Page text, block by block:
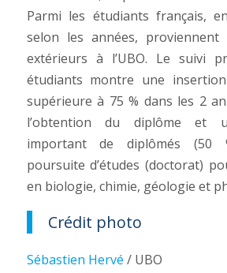
Parmi les étudiants français,
selon les années, proviennent
extérieurs à l’UBO. Le suivi
étudiants montre une
supérieure à 75 % dans les 2
l’obtention du diplôme et
important de diplômés (50
poursuite d’études (doctorat)
en biologie, chimie, géologie et
Crédit photo
Sébastien Hervé / UBO